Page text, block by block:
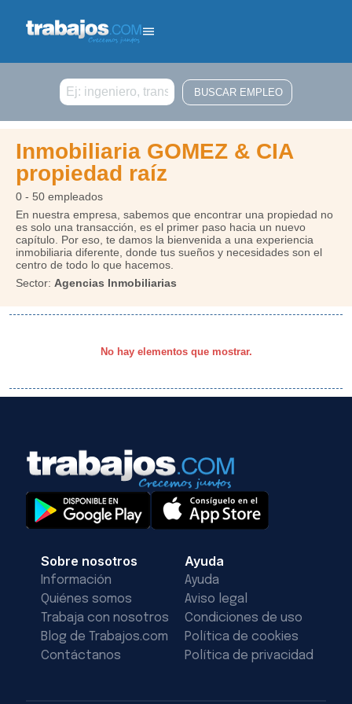
Buscar
Inmobiliaria GOMEZ & CIA
propiedad raíz
0 - 50 empleados
En nuestra empresa, sabemos que encontrar una propiedad no
es solo una transacción, es el primer paso hacia un nuevo
capítulo. Por eso, te damos la bienvenida a una experiencia
inmobiliaria diferente, donde tus sueños y necesidades son el
centro de todo lo que hacemos.
Sector: Agencias Inmobiliarias
No hay elementos que mostrar.
Sobre nosotros
Información
Quiénes somos
Trabaja con nosotros
Blog de Trabajos.com
Contáctanos
Ayuda
Ayuda
Aviso legal
Condiciones de uso
Política de cookies
Política de privacidad